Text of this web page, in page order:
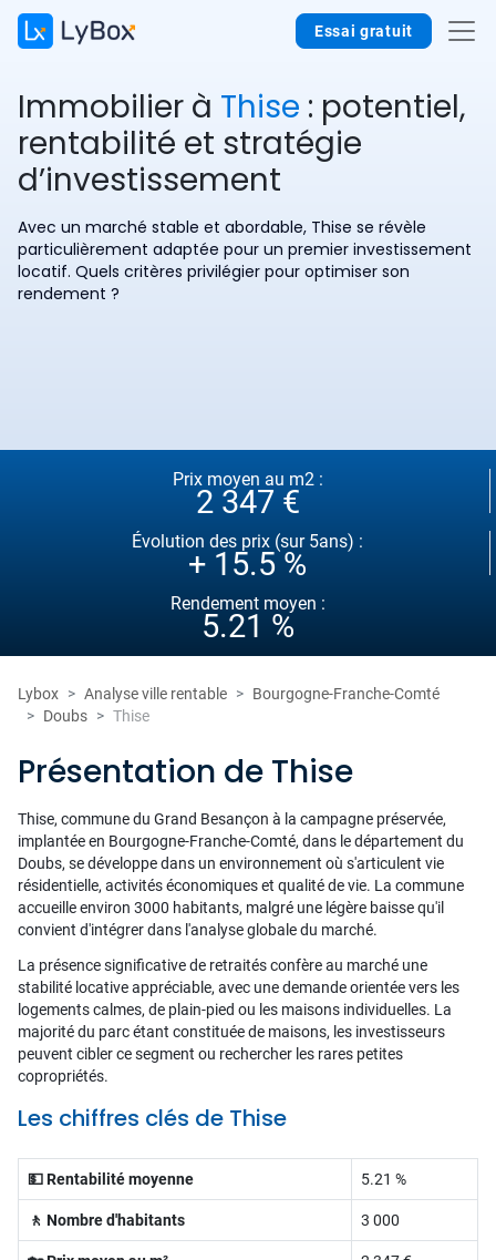
Essai gratuit
Immobilier à Thise : potentiel,
rentabilité et stratégie
d’investissement
Avec un marché stable et abordable, Thise se révèle
particulièrement adaptée pour un premier investissement
locatif. Quels critères privilégier pour optimiser son
rendement ?
Prix moyen au m2 :
2 347 €
Évolution des prix (sur 5ans) :
+ 15.5 %
Rendement moyen :
5.21 %
Lybox Analyse ville rentable
Bourgogne-Franche-Comté
Doubs
Thise
Présentation de Thise
Thise, commune du Grand Besançon à la campagne préservée,
implantée en Bourgogne-Franche-Comté, dans le département du
Doubs, se développe dans un environnement où s'articulent vie
résidentielle, activités économiques et qualité de vie. La commune
accueille environ 3000 habitants, malgré une légère baisse qu'il
convient d'intégrer dans l'analyse globale du marché.
La présence significative de retraités confère au marché une
stabilité locative appréciable, avec une demande orientée vers les
logements calmes, de plain-pied ou les maisons individuelles. La
majorité du parc étant constituée de maisons, les investisseurs
peuvent cibler ce segment ou rechercher les rares petites
copropriétés.
Les chiffres clés de Thise
💵 Rentabilité moyenne 5.21 %
🚶 Nombre d'habitants 3 000